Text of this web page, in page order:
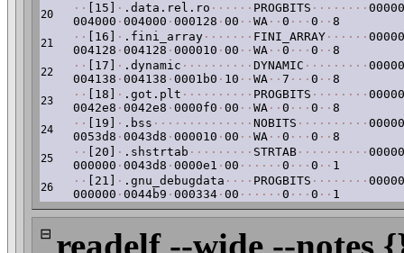
20 · · [15] · .data.rel.ro · · · · · · PROGBITS · · · · · · · ·
004000 · 004000 · 000128 · 00 · · WA · · 0 · · · 0 · · 8
21 · · [16] · .fini_array · · · · · · · FINI_ARRAY · · · · · ·
004128 · 004128 · 000010 · 00 · · WA · · 0 · · · 0 · · 8
22 · · [17] · .dynamic · · · · · · · · · · DYNAMIC · · · · · · · · ·
004138 · 004138 · 0001b0 · 10 · · WA · · 7 · · · 0 · · 8
23 · · [18] · .got.plt · · · · · · · · · · PROGBITS · · · · · · · ·
0042e8 · 0042e8 · 0000f0 · 00 · · WA · · 0 · · · 0 · · 8
24 · · [19] · .bss · · · · · · · · · · · · · · NOBITS · · · · · · · · · ·
0053d8 · 0043d8 · 000010 · 00 · · WA · · 0 · · · 0 · · 8
25 · · [20] · .shstrtab · · · · · · · · · STRTAB · · · · · · · · · ·
000000 · 0043d8 · 0000e1 · 00 · · · · · · 0 · · · 0 · · 1
26 · · [21] · .gnu_debugdata · · · · PROGBITS · · · · · · · ·
000000 · 0044b9 · 000334 · 00 · · · · · · 0 · · · 0 · · 1
⊟